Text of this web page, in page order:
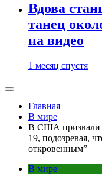
Вдова
танец
на видео
1 месяц спустя
Главная
В мире
В США призвали
19, подозревая,
откровенным”
В мире